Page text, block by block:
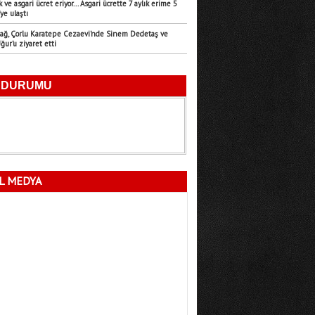
Emre Türk
11.07.2026
Mersin’in Sessiz Felaketi
Fatma Lalecan
11.09.2025
ve asgari ücret eriyor... Asgari ücrette 7 aylık erime 5
ulaştı
Çorlu Karatepe Cezaevi’nde Sinem Dedetaş ve
ziyaret etti
MEDYA